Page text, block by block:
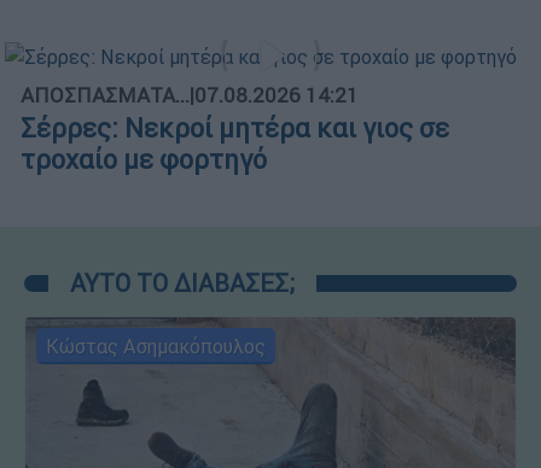
ΑΠΟΣΠΑΣΜΑΤΑ...|07.08.2026 14:21
Σέρρες: Νεκροί μητέρα και γιος σε
τροχαίο με φορτηγό
ΑΥΤΟ ΤΟ ΔΙΑΒΑΣΕΣ;
Κώστας Ασημακόπουλος